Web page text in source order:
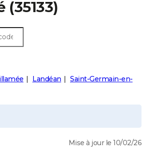
(35133)
Landéan
Saint-Germain-en-
Mise à jour le 10/02/26